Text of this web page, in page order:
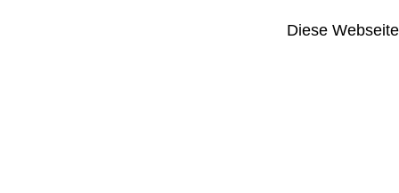
Diese